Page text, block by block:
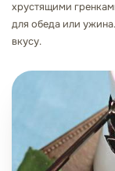
хрустящими
для обеда или
вкусу.